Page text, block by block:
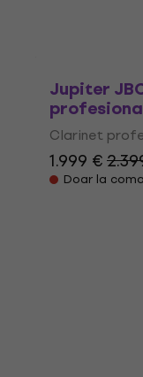
Jupiter
Clarinet
1.999 €
Doar la